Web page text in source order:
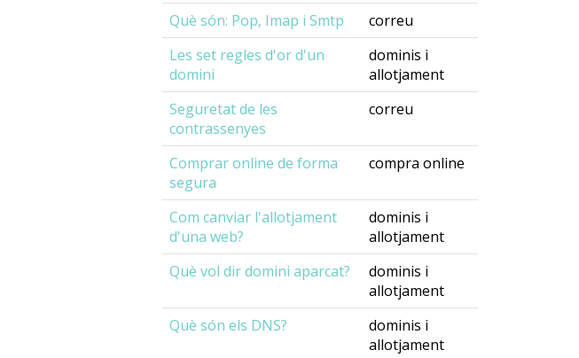
Què són: Pop, Imap i Smtp
correu
Les set regles d'or d'un
domini
dominis i
allotjament
Seguretat de les
contrassenyes
correu
Comprar online de forma
segura
compra online
Com canviar l'allotjament
d'una web?
dominis i
allotjament
Què vol dir domini aparcat?
dominis i
allotjament
Què són els DNS?
dominis i
allotjament